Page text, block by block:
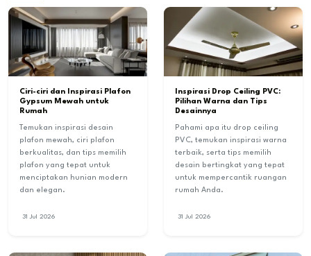
Ciri-ciri dan Inspirasi Plafon
Gypsum Mewah untuk
Rumah
Temukan inspirasi desain
plafon mewah, ciri plafon
berkualitas, dan tips memilih
plafon yang tepat untuk
menciptakan hunian modern
dan elegan.
31 Jul 2026
Inspirasi Drop Ceiling PVC:
Pilihan Warna dan Tips
Desainnya
Pahami apa itu drop ceiling
PVC, temukan inspirasi warna
terbaik, serta tips memilih
desain bertingkat yang tepat
untuk mempercantik ruangan
rumah Anda.
31 Jul 2026